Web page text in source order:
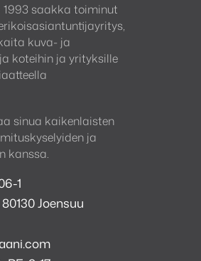
1993 saakka toiminut
kuva- ja
koteihin ja yrityksille
sinua kaikenlaisten
ja
kanssa.
1
Joensuu